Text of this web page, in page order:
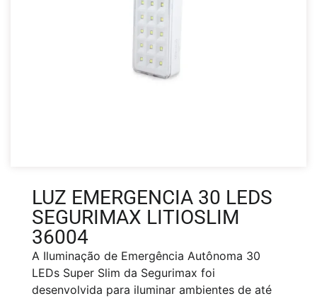
LUZ EMERGENCIA 30 LEDS
SEGURIMAX LITIOSLIM
36004
A Iluminação de Emergência Autônoma 30
LEDs Super Slim da Segurimax foi
desenvolvida para iluminar ambientes de até